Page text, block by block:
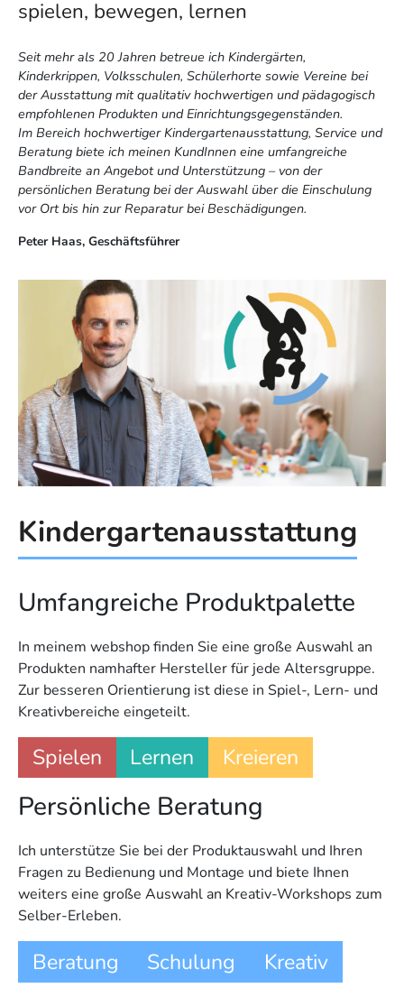
spielen, bewegen, lernen
Seit mehr als 20 Jahren betreue ich Kindergärten,
Kinderkrippen, Volksschulen, Schülerhorte sowie Vereine bei
der Ausstattung mit qualitativ hochwertigen und pädagogisch
empfohlenen Produkten und Einrichtungsgegenständen.
Im Bereich hochwertiger Kindergartenausstattung, Service und
Beratung biete ich meinen KundInnen eine umfangreiche
Bandbreite an Angebot und Unterstützung – von der
persönlichen Beratung bei der Auswahl über die Einschulung
vor Ort bis hin zur Reparatur bei Beschädigungen.
Peter Haas, Geschäftsführer
Kindergartenausstattung
Umfangreiche Produktpalette
In meinem webshop finden Sie eine große Auswahl an
Produkten namhafter Hersteller für jede Altersgruppe.
Zur besseren Orientierung ist diese in Spiel-, Lern- und
Kreativbereiche eingeteilt.
Spielen Lernen Kreieren
Persönliche Beratung
Ich unterstütze Sie bei der Produkt­auswahl und Ihren
Fragen zu Bedienung und Montage und biete Ihnen
weiters eine große Auswahl an Kreativ-Workshops zum
Selber-Erleben.
Beratung Schulung Kreativ